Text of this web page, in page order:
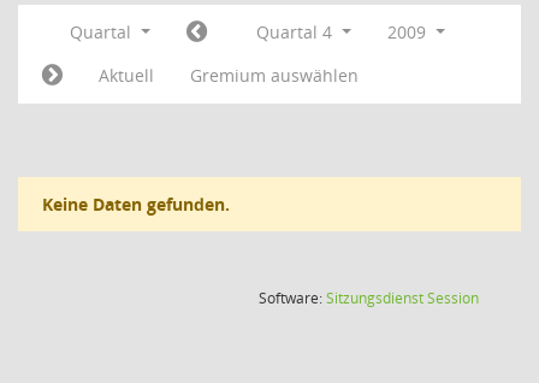
Quartal Quartal 4
2009
Aktuell
Gremium auswählen
Keine Daten gefunden.
Software:SitzungsdienstSession(Wird in